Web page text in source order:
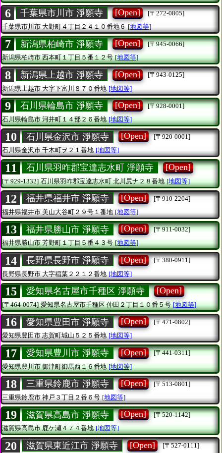
6 千葉県市川市 淨願寺 [Open]
[〒272-0805]
千葉県市川市 大野町４丁目２４１０番地６ [地図等]
7 新潟県柏崎市 淨願寺 [Open]
[〒945-0066]
新潟県柏崎市西本町１丁目５番１２号 [地図等]
8 新潟県上越市 淨願寺 [Open]
[〒943-0125]
新潟県上越市 大字下富川８７０番地 [地図等]
9 石川県輪島市 淨願寺 [Open]
[〒928-0001]
石川県輪島市河井町１４部２６番地 [地図等]
10 石川県金沢市 淨願寺 [Open]
[〒920-0001]
石川県金沢市千木町ヲ２１番地 [地図等]
11 石川県羽咋郡宝達志水町 淨願寺 [Open]
[〒929-1332] 石川県羽咋郡宝達志水町北川尻ナ２８番地 [地図等]
12 福井県福井市 淨願寺 [Open]
[〒910-2204]
福井県福井市 美山大谷町２９号１番地 [地図等]
13 福井県勝山市 淨願寺 [Open]
[〒911-0032]
福井県勝山市芳野町１丁目５番４３号 [地図等]
14 長野県長野市 淨願寺 [Open]
[〒380-0911]
長野県長野市 大字稲葉２２１２番地 [地図等]
15 愛知県名古屋市千種区 淨願寺 [Open]
[〒464-0074] 愛知県名古屋市千種区仲田２丁目１０番５号 [地図等]
16 愛知県豊田市 淨願寺 [Open]
[〒471-0802]
愛知県豊田市志賀町城山５２５番地 [地図等]
17 愛知県豊川市 淨願寺 [Open]
[〒441-0311]
愛知県豊川市御津町御馬西１６番地 [地図等]
18 三重県鈴鹿市 淨願寺 [Open]
[〒513-0801]
三重県鈴鹿市 神戸３丁目２番６号 [地図等]
19 滋賀県高島市 淨願寺 [Open]
[〒520-1142]
滋賀県高島市鹿ケ瀬４７４番地 [地図等]
20 滋賀県東近江市 淨願寺 [Open]
[〒527-0111]